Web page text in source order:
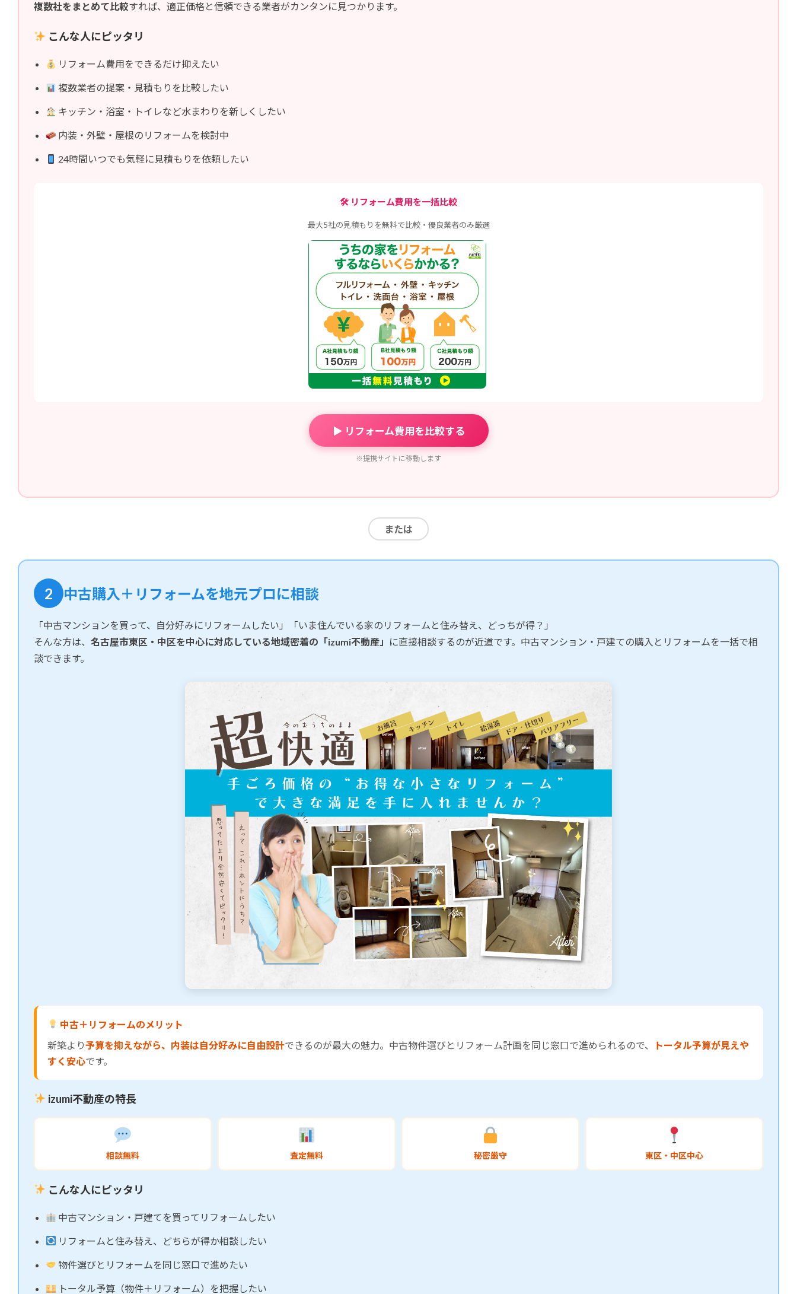
複数社をまとめて比較すれば、適正価格と信頼できる業者がカンタンに見つかります。
こんな人にピッタリ
リフォーム費用をできるだけ抑えたい
複数業者の提案・見積もりを比較したい
キッチン・浴室・トイレなど水まわりを新しくしたい
内装・外壁・屋根のリフォームを検討中
24時間いつでも気軽に見積もりを依頼したい
🛠 リフォーム費用を一括比較
最大5社の見積もりを無料で比較・優良業者のみ厳選
▶ リフォーム費用を比較する
※提携サイトに移動します
または
2 中古購入＋リフォームを地元プロに相談
「中古マンションを買って、自分好みにリフォームしたい」「いま住んでいる家のリフォームと住み替え、どっちが得？」
そんな方は、 名古屋市東区・中区を中心に対応している地域密着の「izumi不動産」
に直接相談するのが近道です。中古マンション・戸建ての購入とリフォームを一括で相
談できます。
中古＋リフォームのメリット
新築より予算を抑えながら、内装は自分好みに自由設計できるのが最大の魅力。中古物件選びとリフォーム計画を同じ窓口で進められるので、
トータル予算が見えや
すく安心です。
izumi不動産の特長
相談無料 査定無料 秘密厳守 東区・中区中心
こんな人にピッタリ
中古マンション・戸建てを買ってリフォームしたい
リフォームと住み替え、どちらが得か相談したい
物件選びとリフォームを同じ窓口で進めたい
トータル予算（物件＋リフォーム）を把握したい